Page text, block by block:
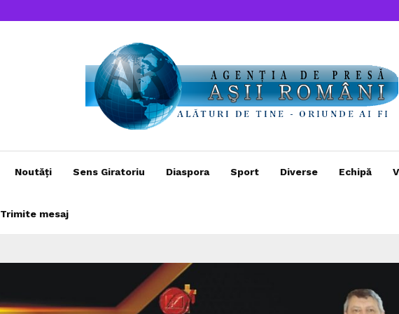
Noutăți Sens Giratoriu Diaspora Sport Diverse Echipă
Trimite mesaj